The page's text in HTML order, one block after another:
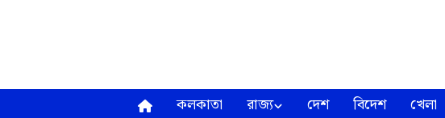
কলকাতা রাজ্য দেশ বিদেশ খেলা